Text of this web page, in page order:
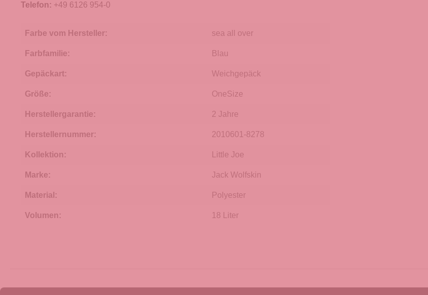
Telefon: +49 6126 954-0
Farbe vom Hersteller: sea all over
Farbfamilie: Blau
Gepäckart: Weichgepäck
Größe: OneSize
Herstellergarantie: 2 Jahre
Herstellernummer: 2010601-8278
Kollektion: Little Joe
Marke: Jack Wolfskin
Material: Polyester
Volumen: 18 Liter